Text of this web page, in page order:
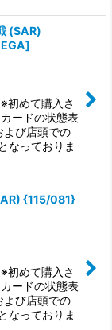
(SAR)
初めて購入さ
ードの状態表
び店頭での
なっておりま
{115/081}
初めて購入さ
ードの状態表
び店頭での
なっておりま